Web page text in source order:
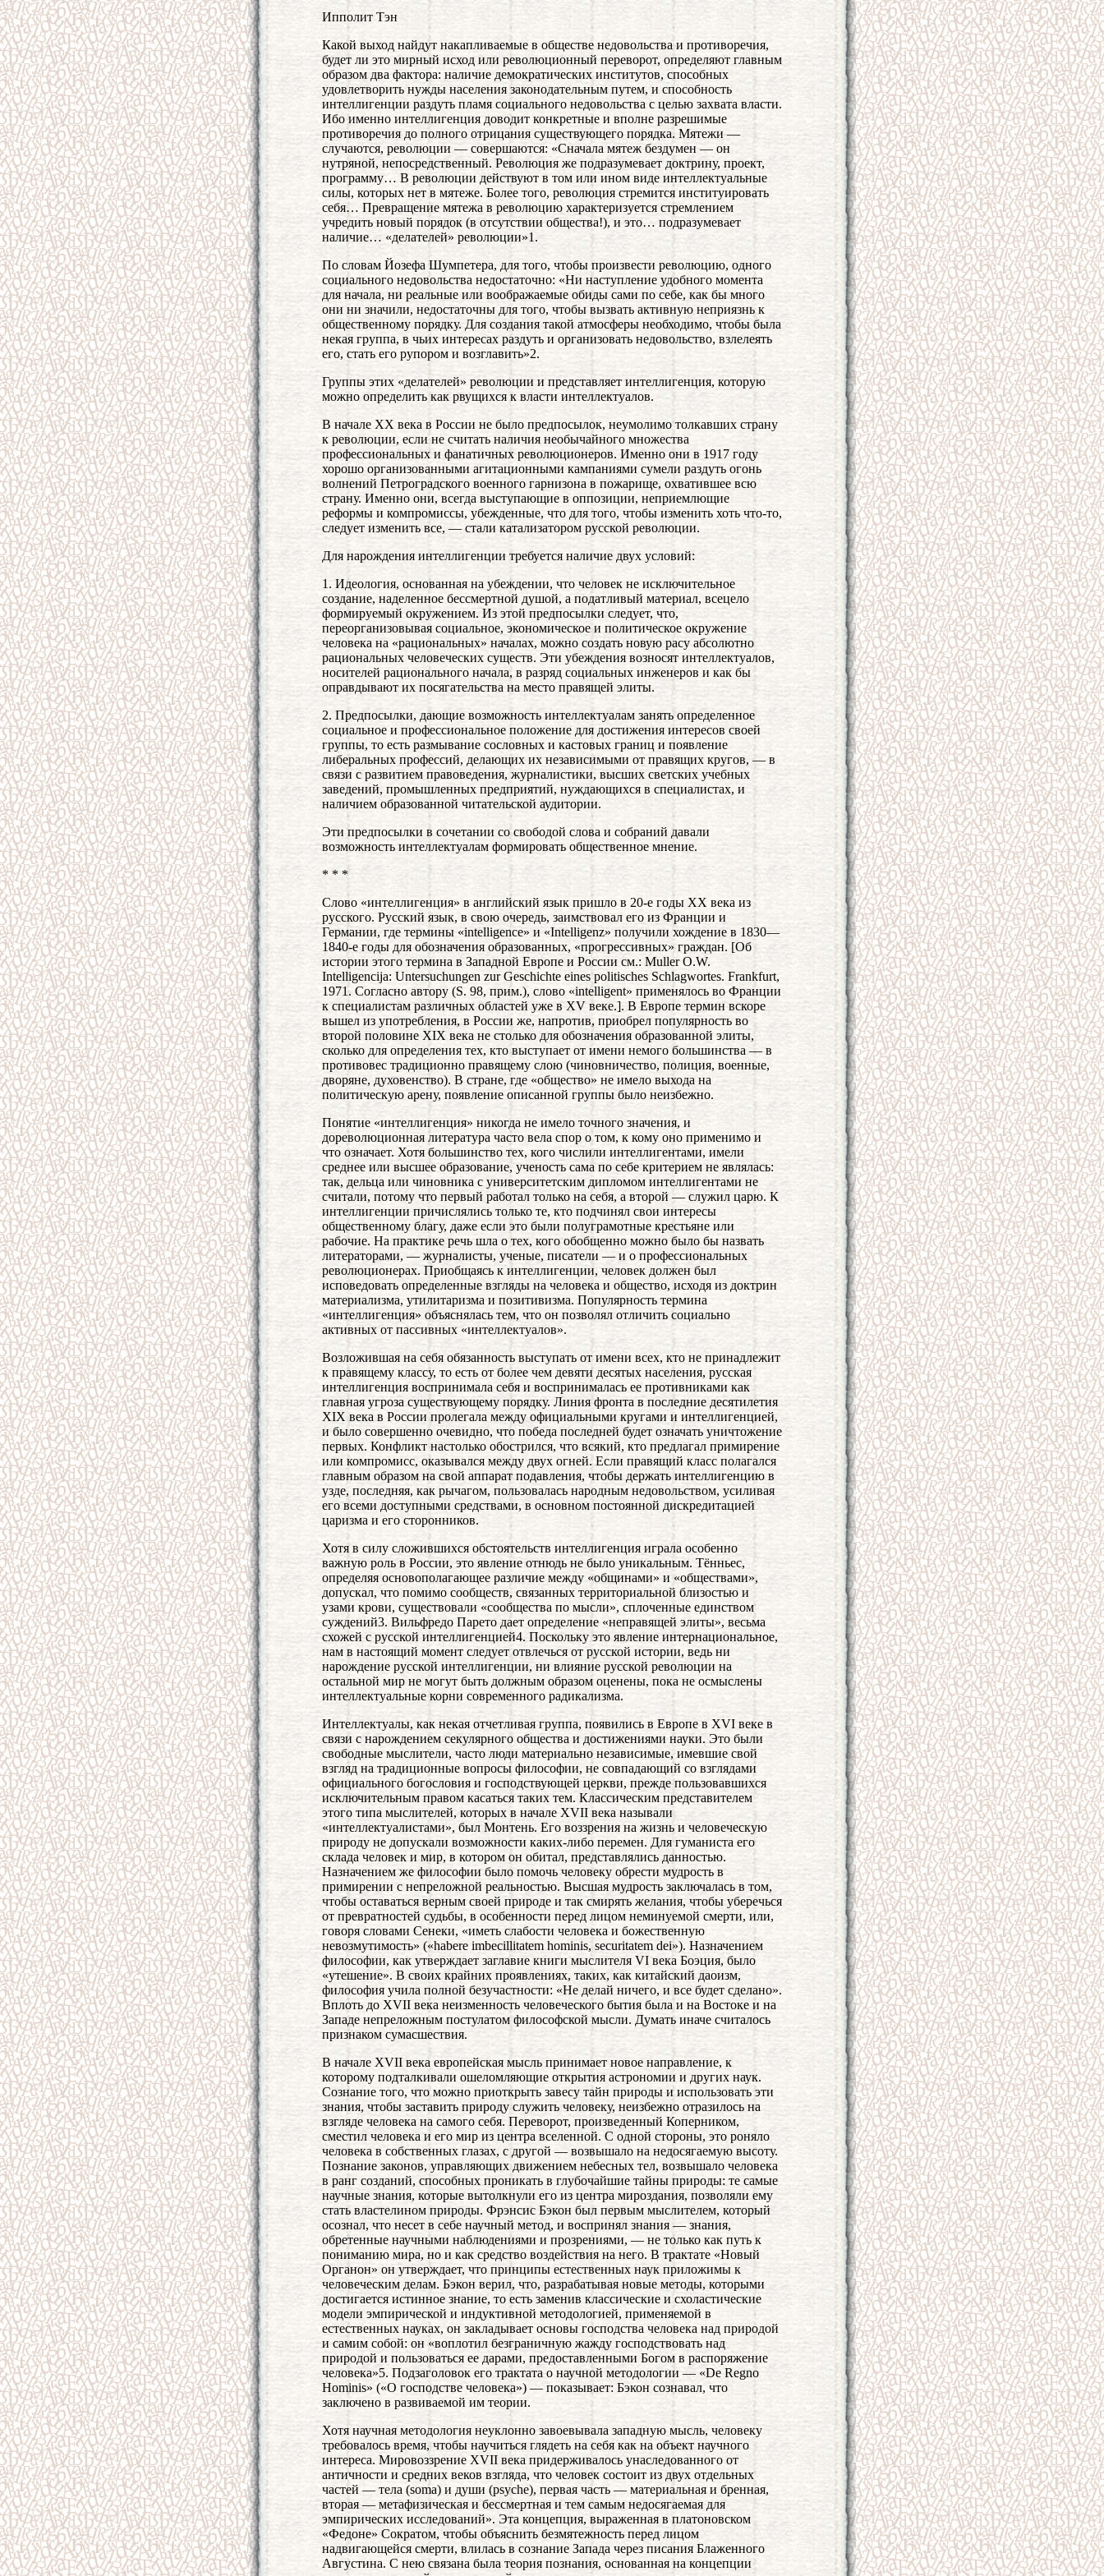
Ипполит Тэн
Какой выход найдут накапливаемые в обществе недовольства и противоречия,
будет ли это мирный исход или революционный переворот, определяют главным
образом два фактора: наличие демократических институтов, способных
удовлетворить нужды населения законодательным путем, и способность
интеллигенции раздуть пламя социального недовольства с целью захвата власти.
Ибо именно интеллигенция доводит конкретные и вполне разрешимые
противоречия до полного отрицания существующего порядка. Мятежи —
случаются, революции — совершаются: «Сначала мятеж бездумен — он
нутряной, непосредственный. Революция же подразумевает доктрину, проект,
программу… В революции действуют в том или ином виде интеллектуальные
силы, которых нет в мятеже. Более того, революция стремится институировать
себя… Превращение мятежа в революцию характеризуется стремлением
учредить новый порядок (в отсутствии общества!), и это… подразумевает
наличие… «делателей» революции»1.
По словам Йозефа Шумпетера, для того, чтобы произвести революцию, одного
социального недовольства недостаточно: «Ни наступление удобного момента
для начала, ни реальные или воображаемые обиды сами по себе, как бы много
они ни значили, недостаточны для того, чтобы вызвать активную неприязнь к
общественному порядку. Для создания такой атмосферы необходимо, чтобы была
некая группа, в чьих интересах раздуть и организовать недовольство, взлелеять
его, стать его рупором и возглавить»2.
Группы этих «делателей» революции и представляет интеллигенция, которую
можно определить как рвущихся к власти интеллектуалов.
В начале XX века в России не было предпосылок, неумолимо толкавших страну
к революции, если не считать наличия необычайного множества
профессиональных и фанатичных революционеров. Именно они в 1917 году
хорошо организованными агитационными кампаниями сумели раздуть огонь
волнений Петроградского военного гарнизона в пожарище, охватившее всю
страну. Именно они, всегда выступающие в оппозиции, неприемлющие
реформы и компромиссы, убежденные, что для того, чтобы изменить хоть что-то,
следует изменить все, — стали катализатором русской революции.
Для нарождения интеллигенции требуется наличие двух условий:
1. Идеология, основанная на убеждении, что человек не исключительное
создание, наделенное бессмертной душой, а податливый материал, всецело
формируемый окружением. Из этой предпосылки следует, что,
переорганизовывая социальное, экономическое и политическое окружение
человека на «рациональных» началах, можно создать новую расу абсолютно
рациональных человеческих существ. Эти убеждения возносят интеллектуалов,
носителей рационального начала, в разряд социальных инженеров и как бы
оправдывают их посягательства на место правящей элиты.
2. Предпосылки, дающие возможность интеллектуалам занять определенное
социальное и профессиональное положение для достижения интересов своей
группы, то есть размывание сословных и кастовых границ и появление
либеральных профессий, делающих их независимыми от правящих кругов, — в
связи с развитием правоведения, журналистики, высших светских учебных
заведений, промышленных предприятий, нуждающихся в специалистах, и
наличием образованной читательской аудитории.
Эти предпосылки в сочетании со свободой слова и собраний давали
возможность интеллектуалам формировать общественное мнение.
* * *
Слово «интеллигенция» в английский язык пришло в 20-е годы XX века из
русского. Русский язык, в свою очередь, заимствовал его из Франции и
Германии, где термины «intelligence» и «Intelligenz» получили хождение в 1830—
1840-е годы для обозначения образованных, «прогрессивных» граждан. [Об
истории этого термина в Западной Европе и России см.: Muller O.W.
Intelligencija: Untersuchungen zur Geschichte eines politisches Schlagwortes. Frankfurt,
1971. Согласно автору (S. 98, прим.), слово «intelligent» применялось во Франции
к специалистам различных областей уже в XV веке.]. В Европе термин вскоре
вышел из употребления, в России же, напротив, приобрел популярность во
второй половине XIX века не столько для обозначения образованной элиты,
сколько для определения тех, кто выступает от имени немого большинства — в
противовес традиционно правящему слою (чиновничество, полиция, военные,
дворяне, духовенство). В стране, где «общество» не имело выхода на
политическую арену, появление описанной группы было неизбежно.
Понятие «интеллигенция» никогда не имело точного значения, и
дореволюционная литература часто вела спор о том, к кому оно применимо и
что означает. Хотя большинство тех, кого числили интеллигентами, имели
среднее или высшее образование, ученость сама по себе критерием не являлась:
так, дельца или чиновника с университетским дипломом интеллигентами не
считали, потому что первый работал только на себя, а второй — служил царю. К
интеллигенции причислялись только те, кто подчинял свои интересы
общественному благу, даже если это были полуграмотные крестьяне или
рабочие. На практике речь шла о тех, кого обобщенно можно было бы назвать
литераторами, — журналисты, ученые, писатели — и о профессиональных
революционерах. Приобщаясь к интеллигенции, человек должен был
исповедовать определенные взгляды на человека и общество, исходя из доктрин
материализма, утилитаризма и позитивизма. Популярность термина
«интеллигенция» объяснялась тем, что он позволял отличить социально
активных от пассивных «интеллектуалов».
Возложившая на себя обязанность выступать от имени всех, кто не принадлежит
к правящему классу, то есть от более чем девяти десятых населения, русская
интеллигенция воспринимала себя и воспринималась ее противниками как
главная угроза существующему порядку. Линия фронта в последние десятилетия
XIX века в России пролегала между официальными кругами и интеллигенцией,
и было совершенно очевидно, что победа последней будет означать уничтожение
первых. Конфликт настолько обострился, что всякий, кто предлагал примирение
или компромисс, оказывался между двух огней. Если правящий класс полагался
главным образом на свой аппарат подавления, чтобы держать интеллигенцию в
узде, последняя, как рычагом, пользовалась народным недовольством, усиливая
его всеми доступными средствами, в основном постоянной дискредитацией
царизма и его сторонников.
Хотя в силу сложившихся обстоятельств интеллигенция играла особенно
важную роль в России, это явление отнюдь не было уникальным. Тённьес,
определяя основополагающее различие между «общинами» и «обществами»,
допускал, что помимо сообществ, связанных территориальной близостью и
узами крови, существовали «сообщества по мысли», сплоченные единством
суждений3. Вильфредо Парето дает определение «неправящей элиты», весьма
схожей с русской интеллигенцией4. Поскольку это явление интернациональное,
нам в настоящий момент следует отвлечься от русской истории, ведь ни
нарождение русской интеллигенции, ни влияние русской революции на
остальной мир не могут быть должным образом оценены, пока не осмыслены
интеллектуальные корни современного радикализма.
Интеллектуалы, как некая отчетливая группа, появились в Европе в XVI веке в
связи с нарождением секулярного общества и достижениями науки. Это были
свободные мыслители, часто люди материально независимые, имевшие свой
взгляд на традиционные вопросы философии, не совпадающий со взглядами
официального богословия и господствующей церкви, прежде пользовавшихся
исключительным правом касаться таких тем. Классическим представителем
этого типа мыслителей, которых в начале XVII века называли
«интеллектуалистами», был Монтень. Его воззрения на жизнь и человеческую
природу не допускали возможности каких-либо перемен. Для гуманиста его
склада человек и мир, в котором он обитал, представлялись данностью.
Назначением же философии было помочь человеку обрести мудрость в
примирении с непреложной реальностью. Высшая мудрость заключалась в том,
чтобы оставаться верным своей природе и так смирять желания, чтобы уберечься
от превратностей судьбы, в особенности перед лицом неминуемой смерти, или,
говоря словами Сенеки, «иметь слабости человека и божественную
невозмутимость» («habere imbecillitatem hominis, securitatem dei»). Назначением
философии, как утверждает заглавие книги мыслителя VI века Боэция, было
«утешение». В своих крайних проявлениях, таких, как китайский даоизм,
философия учила полной безучастности: «Не делай ничего, и все будет сделано».
Вплоть до XVII века неизменность человеческого бытия была и на Востоке и на
Западе непреложным постулатом философской мысли. Думать иначе считалось
признаком сумасшествия.
В начале XVII века европейская мысль принимает новое направление, к
которому подталкивали ошеломляющие открытия астрономии и других наук.
Сознание того, что можно приоткрыть завесу тайн природы и использовать эти
знания, чтобы заставить природу служить человеку, неизбежно отразилось на
взгляде человека на самого себя. Переворот, произведенный Коперником,
сместил человека и его мир из центра вселенной. С одной стороны, это роняло
человека в собственных глазах, с другой — возвышало на недосягаемую высоту.
Познание законов, управляющих движением небесных тел, возвышало человека
в ранг созданий, способных проникать в глубочайшие тайны природы: те самые
научные знания, которые вытолкнули его из центра мироздания, позволяли ему
стать властелином природы. Фрэнсис Бэкон был первым мыслителем, который
осознал, что несет в себе научный метод, и воспринял знания — знания,
обретенные научными наблюдениями и прозрениями, — не только как путь к
пониманию мира, но и как средство воздействия на него. В трактате «Новый
Органон» он утверждает, что принципы естественных наук приложимы к
человеческим делам. Бэкон верил, что, разрабатывая новые методы, которыми
достигается истинное знание, то есть заменив классические и схоластические
модели эмпирической и индуктивной методологией, применяемой в
естественных науках, он закладывает основы господства человека над природой
и самим собой: он «воплотил безграничную жажду господствовать над
природой и пользоваться ее дарами, предоставленными Богом в распоряжение
человека»5. Подзаголовок его трактата о научной методологии — «De Regno
Hominis» («О господстве человека») — показывает: Бэкон сознавал, что
заключено в развиваемой им теории.
Хотя научная методология неуклонно завоевывала западную мысль, человеку
требовалось время, чтобы научиться глядеть на себя как на объект научного
интереса. Мировоззрение XVII века придерживалось унаследованного от
античности и средних веков взгляда, что человек состоит из двух отдельных
частей — тела (soma) и души (psyche), первая часть — материальная и бренная,
вторая — метафизическая и бессмертная и тем самым недосягаемая для
эмпирических исследований». Эта концепция, выраженная в платоновском
«Федоне» Сократом, чтобы объяснить безмятежность перед лицом
надвигающейся смерти, влилась в сознание Запада через писания Блаженного
Августина. С нею связана была теория познания, основанная на концепции